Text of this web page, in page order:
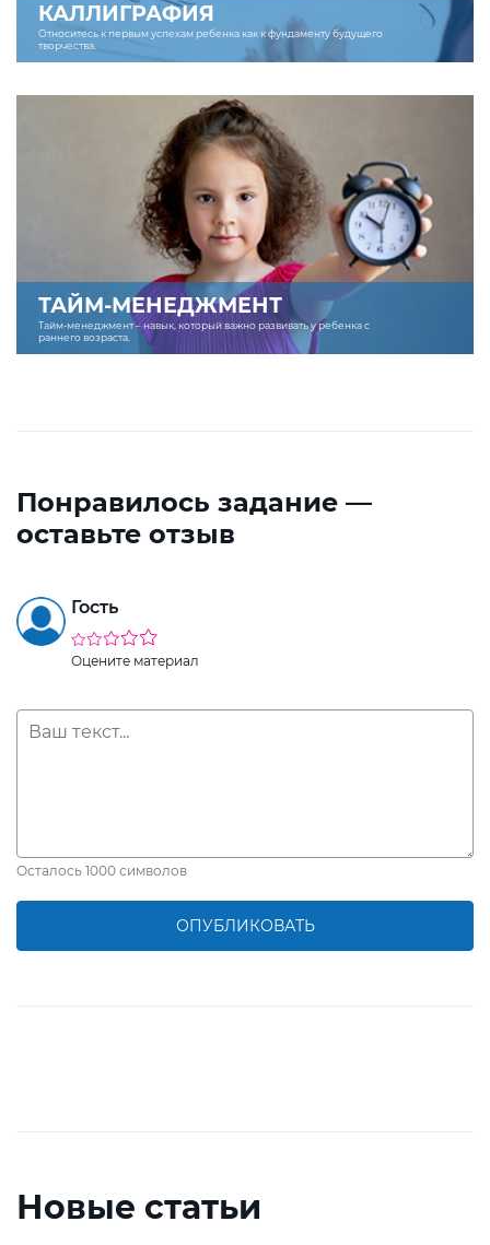
КАЛЛИГРАФИЯ
Относитесь к первым успехам ребенка как к фундаменту будущего
творчества.
ТАЙМ-МЕНЕДЖМЕНТ
Тайм-менеджмент – навык, который важно развивать у ребенка с
раннего возраста.
Понравилось задание —
оставьте отзыв
Гость
Оцените материал
Осталось 1000 символов
ОПУБЛИКОВАТЬ
Новые статьи